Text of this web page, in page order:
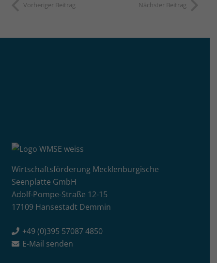
Vorheriger Beitrag Nächster Beitrag
Wirtschaftsförderung Mecklenburgische
Seenplatte GmbH
Adolf-Pompe-Straße 12-15
17109 Hansestadt Demmin
+49 (0)395 57087 4850
E-Mail senden